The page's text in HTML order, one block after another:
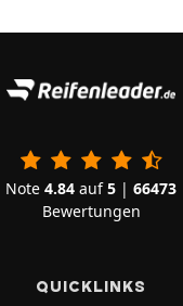
Note 4.84 auf5 | 66473
Bewertungen
QUICKLINKS